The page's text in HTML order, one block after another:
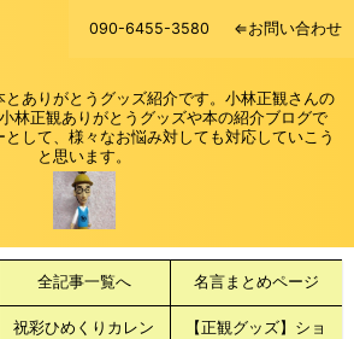
090-6455-3580 ⇐お問い合わせ
ありがとうグッズ紹介です。小林正観さんの
林正観ありがとうグッズや本の紹介ブログで
して、様々なお悩み対しても対応していこう
と思います。
全記事一覧へ 名言まとめページ
祝彩ひめくりカレン
【正観グッズ】ショ